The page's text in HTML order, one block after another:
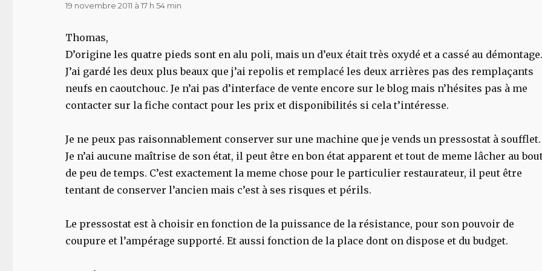
19 novembre 2011 à 17 h 54 min
Thomas,
D’origine les quatre pieds sont en alu poli, mais un d’eux était très oxydé et a cassé au
J’ai gardé les deux plus beaux que j’ai repolis et remplacé les deux arrières pas des remplaçants
neufs en caoutchouc. Je n’ai pas d’interface de vente encore sur le blog mais n’hésites pas à me
contacter sur la fiche contact pour les prix et disponibilités si cela t’intéresse.
Je ne peux pas raisonnablement conserver sur une machine que je vends un pressostat à soufflet.
Je n’ai aucune maîtrise de son état, il peut être en bon état apparent et tout de meme lâcher au
de peu de temps. C’est exactement la meme chose pour le particulier restaurateur, il peut être
tentant de conserver l’ancien mais c’est à ses risques et périls.
Le pressostat est à choisir en fonction de la puissance de la résistance, pour son pouvoir de
coupure et l’ampérage supporté. Et aussi fonction de la place dont on dispose et du budget.